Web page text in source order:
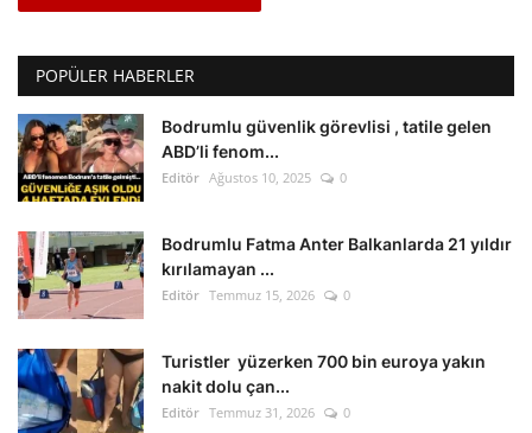
POPÜLER HABERLER
Bodrumlu güvenlik görevlisi , tatile gelen
ABD’li fenom...
Editör Ağustos 10, 2025 0
Bodrumlu Fatma Anter Balkanlarda 21 yıldır
kırılamayan ...
Editör Temmuz 15, 2026 0
Turistler yüzerken 700 bin euroya yakın
nakit dolu çan...
Editör Temmuz 31, 2026 0